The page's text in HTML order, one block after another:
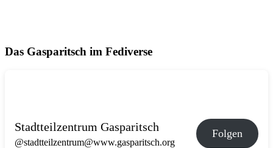
Das Gasparitsch im Fediverse
Stadtteilzentrum Gasparitsch
@stadtteilzentrum@www.gasparitsch.org
Folgen